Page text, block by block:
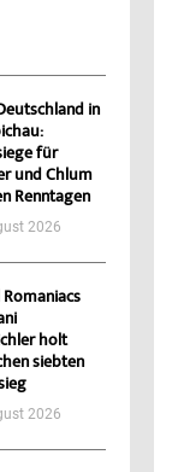
in
für
und Chlum
Renntagen
2026
holt
siebten
2026